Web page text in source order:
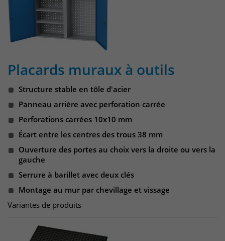
Placards muraux à outils
Structure stable en tôle d'acier
Panneau arrière avec perforation carrée
Perforations carrées 10x10 mm
Écart entre les centres des trous 38 mm
Ouverture des portes au choix vers la droite ou vers la
gauche
Serrure à barillet avec deux clés
Montage au mur par chevillage et vissage
Variantes de produits
Anbieter Matomo
Laufzeit 30 Minuten
Das Cookie wird genutzt um temporär
Anbieter Matomo
Session Daten zu speichern
Name _pk_testcookie
Anbieter Matomo